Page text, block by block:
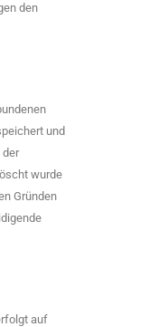
den
und
der
wurde
Gründen
auf